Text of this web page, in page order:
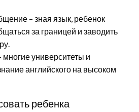
– зная язык, ребенок
за границей и заводить
университеты и
английского на высоком
ребенка